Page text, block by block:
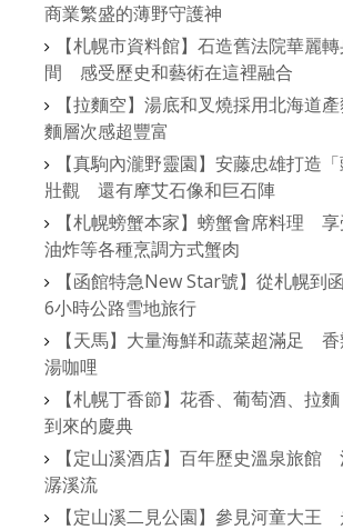
商業繁盛的薄野守護神
【札幌市資料館】石造舊法院華麗
間 感受歷史和藝術在這裡融合
【拉麵空】湯底和叉燒採用北海道
麵層次感超豐富
【真駒內瀧野靈園】安藤忠雄打造
壯觀 還有摩艾石像和巨石陣
【札幌螃蟹本家】螃蟹會席料理 享
油炸等各種烹調方式蟹肉
【函館特急New Star號】從札幌到
6小時公路雪地旅行
【天馬】大量海鮮和蔬菜超滿足
湯咖哩
【札幌丁香節】花香、葡萄酒、拉
到來的慶典
【定山溪酒店】百年歷史溫泉旅館
潺溪流
【定山溪二見公園】參見河童大王